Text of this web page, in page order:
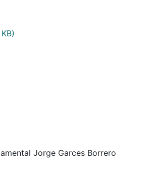
Jorge Garces Borrero